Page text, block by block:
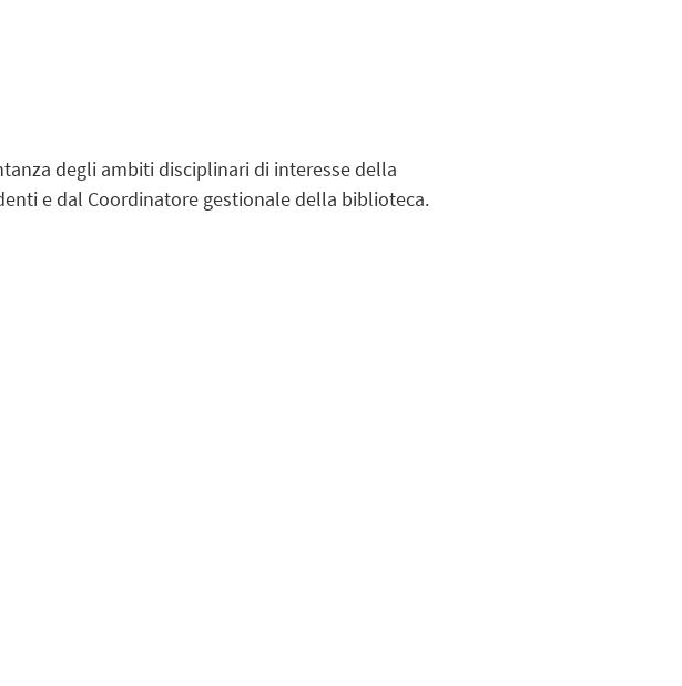
degli ambiti disciplinari di interesse della
e dal Coordinatore gestionale della biblioteca.